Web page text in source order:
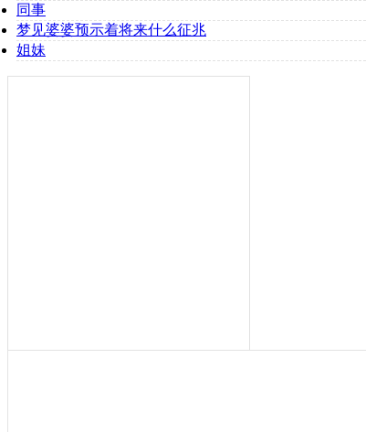
同事
梦见婆婆预示着将来什么征兆
姐妹